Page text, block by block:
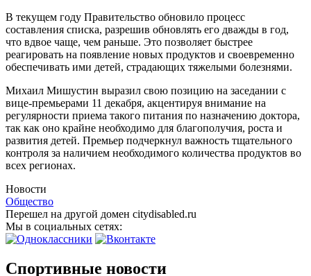
В текущем году Правительство обновило процесс
составления списка, разрешив обновлять его дважды в год,
что вдвое чаще, чем раньше. Это позволяет быстрее
реагировать на появление новых продуктов и своевременно
обеспечивать ими детей, страдающих тяжелыми болезнями.
Михаил Мишустин выразил свою позицию на заседании с
вице-премьерами 11 декабря, акцентируя внимание на
регулярности приема такого питания по назначению доктора,
так как оно крайне необходимо для благополучия, роста и
развития детей. Премьер подчеркнул важность тщательного
контроля за наличием необходимого количества продуктов во
всех регионах.
Новости
Общество
Перешел на другой домен citydisabled.ru
Мы в социальных сетях:
Спортивные новости